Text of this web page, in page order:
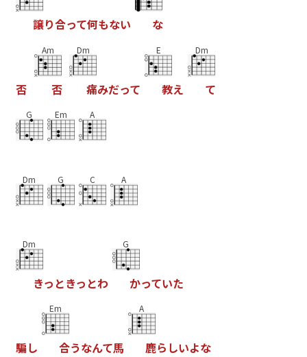
譲り合って何もない な
否
Am
否
Dm
痛みだって
E
教え
Dm
て
G Em A
Dm G C A
Dm
きっ ときっ とわ
G
かっていた
騙し
Em
合うなんて馬
A
鹿ら しいよな